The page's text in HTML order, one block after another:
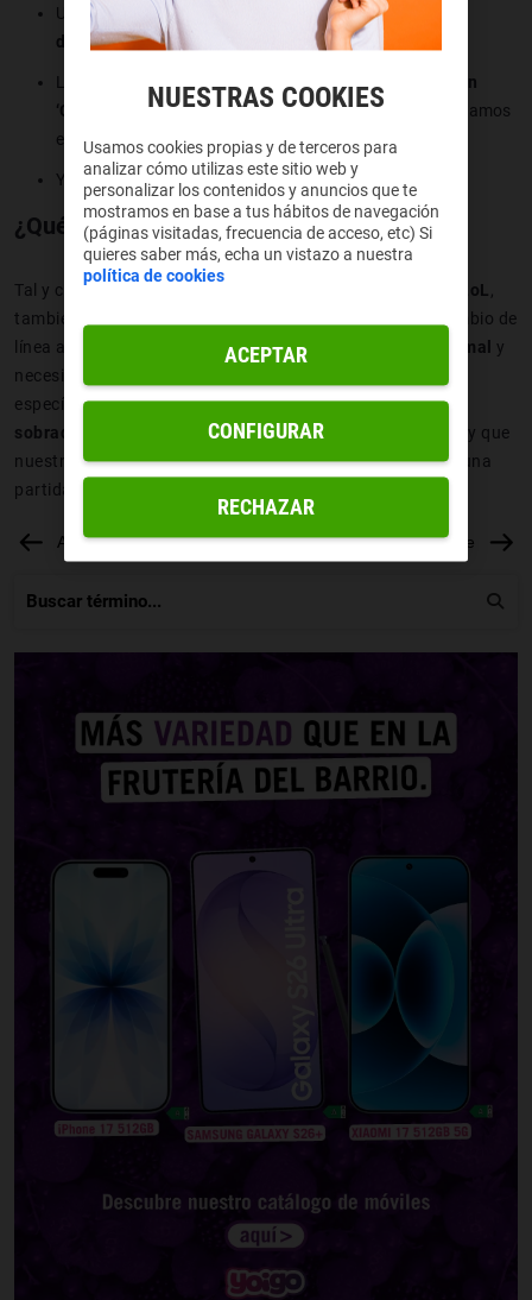
Una vez eliminados de la partida, apareceun menú a la
derechade la pantalla.
Lo único que tenemos que hacer es
seleccionar la opción
‘Comprar’
y elegir una skin nueva, o bien una que ya tengamos
en nuestro catálogo.
Y… ¡swap!
¿Qué significa swap en LoL?
Tal y como explicamos al inicio de la entrada, el swap en LoL
también llamado
, es la acción de pedir un cambio de
línea a un compañero. Puede ser porque
nos esté yendo mal
y
necesitemos que otra persona se encargue de un trabajo
específico, pero también por todo lo contrario. Sivamos
sobrados
, es posible que queramos actuar como support y que
nuestro compañerose desquite un poco tankeando, ¡en una
partida de
Anterior Siguiente
NUESTRAS COOKIES
Usamos cookies propias y de terceros para
analizar cómo utilizas este sitio web y
personalizar los contenidos y anuncios que te
mostramos en base a tus hábitos de navegación
(páginas visitadas, frecuencia de acceso, etc) Si
quieres saber más, echa un vistazo a nuestra
política de cookies
RECHAZAR
ACEPTAR
CONFIGURAR